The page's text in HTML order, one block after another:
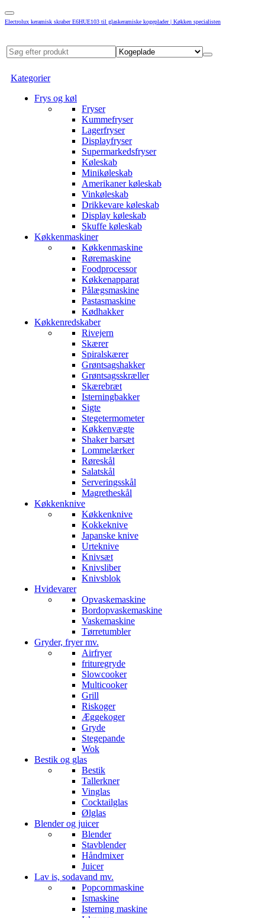
Electrolux keramisk skraber E6HUE103 til glaskeramiske kogeplader | Køkken specialisten
Kategorier
Frys og køl
Fryser
Kummefryser
Lagerfryser
Displayfryser
Supermarkedsfryser
Køleskab
Minikøleskab
Amerikaner køleskab
Vinkøleskab
Drikkevare køleskab
Display køleskab
Skuffe køleskab
Køkkenmaskiner
Køkkenmaskine
Røremaskine
Foodprocessor
Køkkenapparat
Pålægsmaskine
Pastasmaskine
Kødhakker
Køkkenredskaber
Rivejern
Skærer
Spiralskærer
Grøntsagshakker
Grøntsagsskræller
Skærebræt
Isterningbakker
Sigte
Stegetermometer
Køkkenvægte
Shaker barsæt
Lommelærker
Røreskål
Salatskål
Serveringsskål
Magretheskål
Køkkenknive
Køkkenknive
Kokkeknive
Japanske knive
Urteknive
Knivsæt
Knivsliber
Knivsblok
Hvidevarer
Opvaskemaskine
Bordopvaskemaskine
Vaskemaskine
Tørretumbler
Gryder, fryer mv.
Airfryer
frituregryde
Slowcooker
Multicooker
Grill
Riskoger
Æggekoger
Gryde
Stegepande
Wok
Bestik og glas
Bestik
Tallerkner
Vinglas
Cocktailglas
Ølglas
Blender og juicer
Blender
Stavblender
Håndmixer
Juicer
Lav is, sodavand mv.
Popcornmaskine
Ismaskine
Isterning maskine